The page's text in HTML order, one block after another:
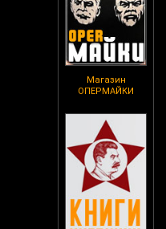
Магазин
ОПЕРМАЙКИ